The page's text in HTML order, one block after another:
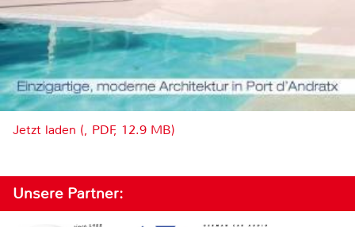
Jetzt laden (, PDF, 12.9 MB)
Unsere Partner: